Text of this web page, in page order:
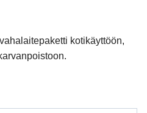
kotikäyttöön,